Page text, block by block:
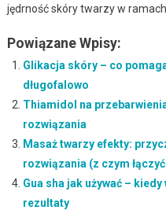
jędrność skóry twarzy w
Powiązane Wpisy:
Glikacja skóry – co
długofalowo
Thiamidol na
rozwiązania
Masaż twarzy efekty:
rozwiązania (z czym
Gua sha jak używać –
rezultaty